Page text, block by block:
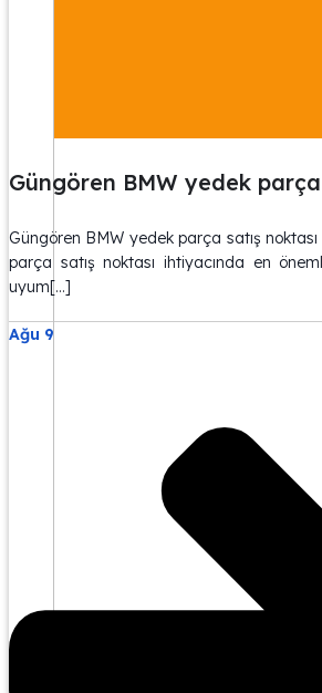
Güngören BMW yedek parça
Güngören BMW yedek parça satış
parça satış noktası ihtiyacında en
uyum[…]
Ağu 9